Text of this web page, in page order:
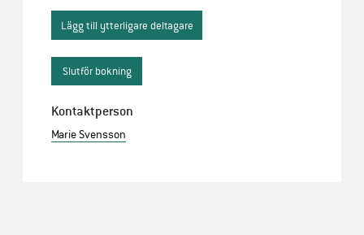
Lägg till ytterligare deltagare
Kontaktperson
Marie Svensson